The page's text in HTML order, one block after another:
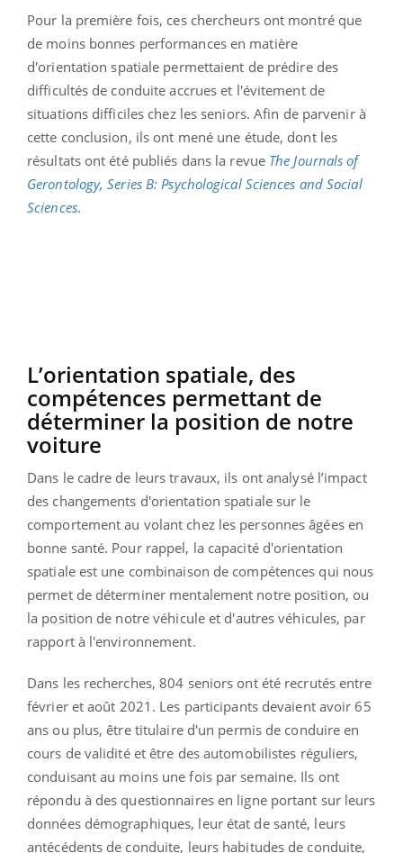
Pour la première fois, ces chercheurs ont montré que
de moins bonnes performances en matière
d'orientation spatiale permettaient de prédire des
difficultés de conduite accrues et l'évitement de
situations difficiles chez les seniors. Afin de parvenir à
cette conclusion, ils ont mené une étude, dont les
résultats ont été publiés dans la revue The Journals of
Gerontology, Series B: Psychological Sciences and Social
Sciences.
L’orientation spatiale, des
compétences permettant de
déterminer la position de notre
voiture
Dans le cadre de leurs travaux, ils ont analysé l’impact
des changements d'orientation spatiale sur le
comportement au volant chez les personnes âgées en
bonne santé. Pour rappel, la capacité d'orientation
spatiale est une combinaison de compétences qui nous
permet de déterminer mentalement notre position, ou
la position de notre véhicule et d'autres véhicules, par
rapport à l'environnement.
Dans les recherches, 804 seniors ont été recrutés entre
février et août 2021. Les participants devaient avoir 65
ans ou plus, être titulaire d'un permis de conduire en
cours de validité et être des automobilistes réguliers,
conduisant au moins une fois par semaine. Ils ont
répondu à des questionnaires en ligne portant sur leurs
données démographiques, leur état de santé, leurs
antécédents de conduite, leurs habitudes de conduite,